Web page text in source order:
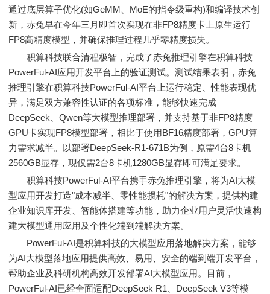
通过底层算子优化(如GeMM、MoE的指令级重构)和编译技术创
新，赤兔早在今年三月即首次实现在非FP8精度卡上原生运行
FP8高精度模型，并确保推理过程几乎零精度损失。
积算科技联合清程极智，完成了赤兔推理引擎在积算科技
PowerFul-AI应用开发平台上的验证测试。测试结果表明，赤兔
推理引擎在积算科技PowerFul-AI平台上运行稳定、性能表现优
异，满足双方兼容性认证的各项标准，能够快速完成
DeepSeek、Qwen等大模型推理部署，并支持基于非FP8精度
GPU卡实现FP8模型部署，相比于使用BF16精度部署，GPU算
力需求减半。以部署DeepSeek-R1-671B为例，原需4台8卡机
2560GB显存，现仅需2台8卡机1280GB显存即可满足要求。
积算科技PowerFul-AI平台携手赤兔推理引擎，将为AI大模
型应用开发打造"成本减半、零性能损耗"的解决方案，提供构建
企业知识库开发、智能体搭建等功能，助力企业用户灵活快速构
建大模型通用应用及个性化端到端解决方案。
PowerFul-AI是积算科技的大模型应用落地解决方案，能够
为AI大模型落地应用提供高效、易用、安全的端到端开发平台，
帮助企业及科研机构高效开发部署AI大模型应用。目前，
PowerFul-AI已经全面适配DeepSeek R1、DeepSeek V3等模